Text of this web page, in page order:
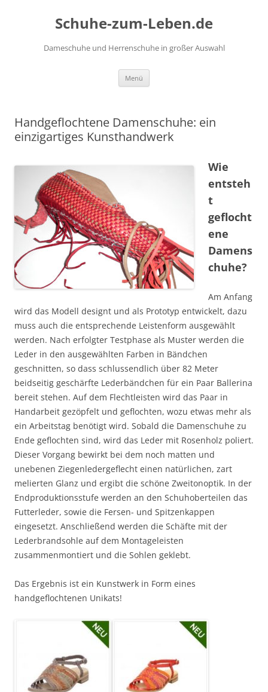
Schuhe-zum-Leben.de
Dameschuhe und Herrenschuhe in großer Auswahl
Menü
Handgeflochtene Damenschuhe: ein
einzigartiges Kunsthandwerk
Wie
entsteh
t
geflocht
ene
Damens
chuhe?
Am Anfang
wird das Modell designt und als Prototyp entwickelt, dazu
muss auch die entsprechende Leistenform ausgewählt
werden. Nach erfolgter Testphase als Muster werden die
Leder in den ausgewählten Farben in Bändchen
geschnitten, so dass schlussendlich über 82 Meter
beidseitig geschärfte Lederbändchen für ein Paar Ballerina
bereit stehen. Auf dem Flechtleisten wird das Paar in
Handarbeit gezöpfelt und geflochten, wozu etwas mehr als
ein Arbeitstag benötigt wird. Sobald die Damenschuhe zu
Ende geflochten sind, wird das Leder mit Rosenholz poliert.
Dieser Vorgang bewirkt bei dem noch matten und
unebenen Ziegenledergeflecht einen natürlichen, zart
melierten Glanz und ergibt die schöne Zweitonoptik. In der
Endproduktionsstufe werden an den Schuhoberteilen das
Futterleder, sowie die Fersen- und Spitzenkappen
eingesetzt. Anschließend werden die Schäfte mit der
Lederbrandsohle auf dem Montageleisten
zusammenmontiert und die Sohlen geklebt.
Das Ergebnis ist ein Kunstwerk in Form eines
handgeflochtenen Unikats!